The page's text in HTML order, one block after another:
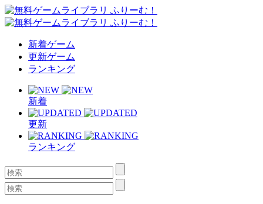
新着ゲーム
更新ゲーム
ランキング
新着
更新
ランキング